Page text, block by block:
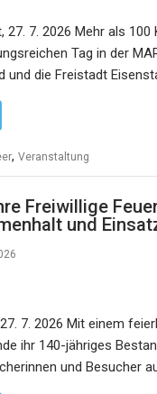
27. 7. 2026 Mehr als
Tag in der
und die Freistadt
, Veranstaltung
Freiwillige
und
7. 2026 Mit einem
ihr 140-jähriges
und Besucher